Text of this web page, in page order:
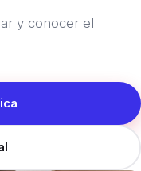
y conocer el